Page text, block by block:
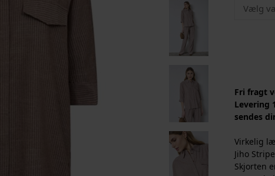
Vælg
Fri fragt
Levering
sendes
Virkelig
Jiho
Skjorten